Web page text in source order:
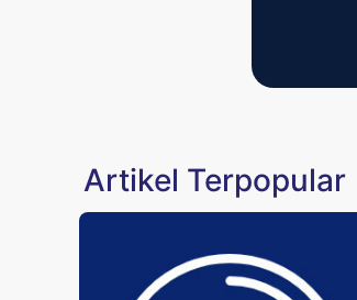
Artikel Terpopular